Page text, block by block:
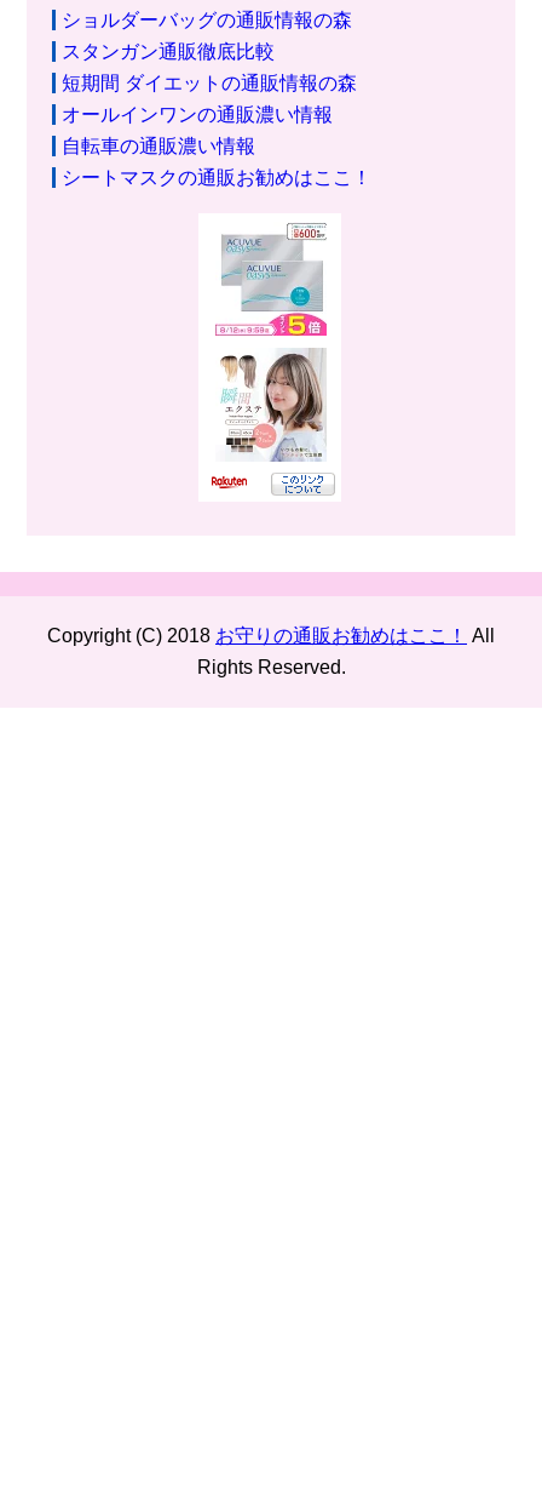
ショルダーバッグの通販情報の森
スタンガン通販徹底比較
短期間 ダイエットの通販情報の森
オールインワンの通販濃い情報
自転車の通販濃い情報
シートマスクの通販お勧めはここ！
Copyright (C) 2018 お守りの通販お勧めはここ！
All
Rights Reserved.